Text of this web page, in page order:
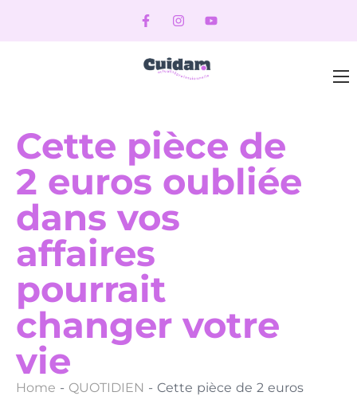
Cette pièce de
2 euros oubliée
dans vos
affaires
pourrait
changer votre
vie
Home - QUOTIDIEN - Cette pièce de 2 euros